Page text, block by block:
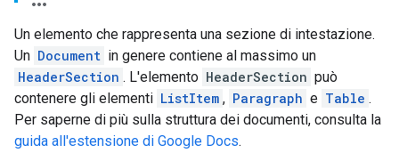
Un elemento che rappresenta una sezione di intestazione.
Un Document in genere contiene al massimo un
HeaderSection . L'elemento HeaderSection può
contenere gli elementi ListItem , Paragraph e Table .
Per saperne di più sulla struttura dei documenti, consulta la
guida all'estensione di Google Docs.